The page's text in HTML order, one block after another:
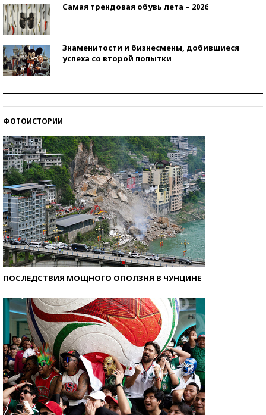
Самая трендовая обувь лета – 2026
Знаменитости и бизнесмены, добившиеся
успеха со второй попытки
ФОТОИСТОРИИ
ПОСЛЕДСТВИЯ МОЩНОГО ОПОЛЗНЯ В ЧУНЦИНЕ